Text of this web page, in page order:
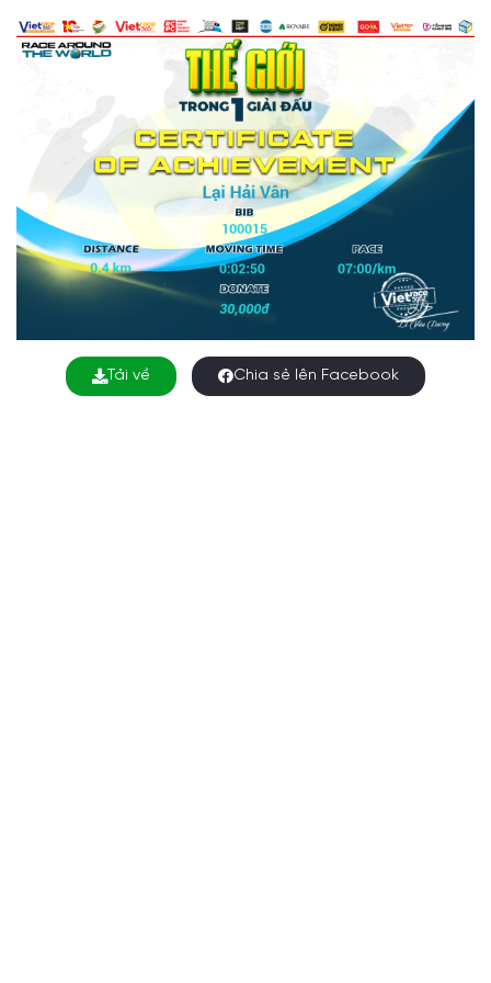
Tải về Chia sẻ lên Facebook